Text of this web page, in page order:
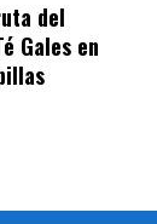
del
Gales en